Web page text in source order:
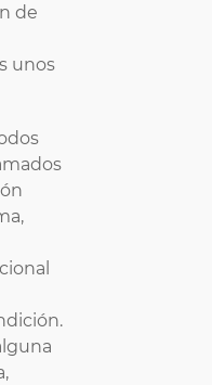
de
unos